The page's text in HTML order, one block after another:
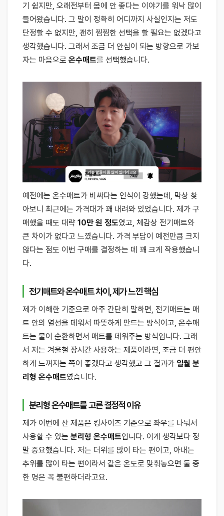
기 쉽지만, 오래전부터 몸에 안 좋다는 이야기를 워낙 많이
들어왔습니다. 그 말이 정확히 어디까지 사실인지는 저도
단정할 수 없지만, 괜히 찜찜한 선택을 할 필요는 없겠다고
생각했습니다. 그래서 조금 더 안심이 되는 방향으로 가보
자는 마음으로 온수매트를 선택했습니다.
예전에는 온수매트가 비싸다는 인식이 강했는데, 막상 찾
아보니 최근에는 가격대가 꽤 내려와 있었습니다. 제가 구
매했을 때도 대략 10만 원 정도였고, 체감상 전기매트와
큰 차이가 없다고 느꼈습니다. 가격 부담이 예전만큼 크지
않다는 점도 이번 구매를 결정하는 데 꽤 크게 작용했습니
다.
전기매트와 온수매트 차이, 제가 느낀 핵심
제가 이해한 기준으로 아주 간단히 말하면, 전기매트는 매
트 안의 열선을 데워서 따뜻하게 만드는 방식이고, 온수매
트는 물이 순환하면서 매트를 데워주는 방식입니다. 그래
서 저는 겨울철 장시간 사용하는 제품이라면, 조금 더 편안
하게 느껴지는 쪽이 좋겠다고 생각했고 그 결과가 일월 분
리형 온수매트였습니다.
분리형 온수매트를 고른 결정적 이유
제가 이번에 산 제품은 킹사이즈 기준으로 좌우를 나눠서
사용할 수 있는 분리형 온수매트입니다. 이게 생각보다 정
말 중요했습니다. 저는 더위를 많이 타는 편이고, 아내는
추위를 많이 타는 편이라서 같은 온도로 맞춰놓으면 둘 중
한 명은 꼭 불편하더라고요.